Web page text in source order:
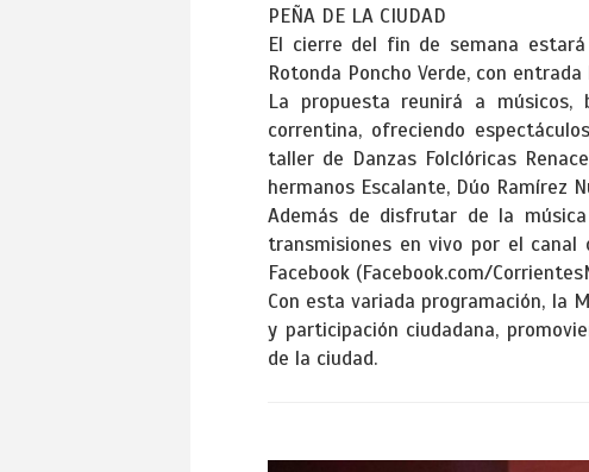
PEÑA DE LA CIUDAD
El cierre del fin de semana
Rotonda Poncho Verde, con
La propuesta reunirá a
correntina, ofreciendo
taller de Danzas Folclóricas
hermanos Escalante, Dúo Ramírez
Además de disfrutar de la
transmisiones en vivo por el canal
Facebook (Facebook.com/
Con esta variada programación, la
y participación ciudadana,
de la ciudad.